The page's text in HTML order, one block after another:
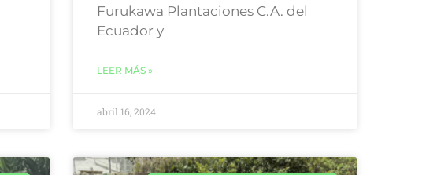
Furukawa Plantaciones C.A. del
Ecuador y
LEER MÁS »
abril 16, 2024